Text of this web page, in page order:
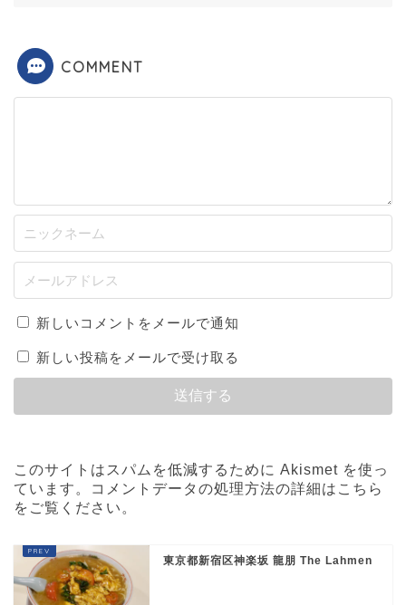
COMMENT
新しいコメントをメールで通知
新しい投稿をメールで受け取る
このサイトはスパムを低減するために Akismet を使っ
ています。
コメントデータの処理方法の詳細はこちら
をご覧ください 。
東京都新宿区神楽坂 龍朋 The Lahmen